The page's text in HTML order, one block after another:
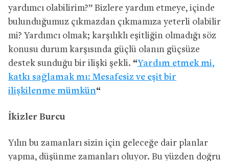
yardımcı olabilirim?” Bizlere yardım etmeye, içinde
bulunduğumuz çıkmazdan çıkmamıza yeterli olabilir
mi? Yardımcı olmak; karşılıklı eşitliğin olmadığı söz
konusu durum karşısında güçlü olanın güçsüze
destek sunduğu bir ilişki şekli. “Yardım etmek mi,
katkı sağlamak mı: Mesafesiz ve eşit bir
ilişkilenme mümkün“
İkizler Burcu
Yılın bu zamanları sizin için geleceğe dair planlar
yapma, düşünme zamanları oluyor. Bu yüzden doğru